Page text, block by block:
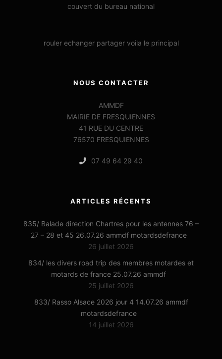
couvert du bureau national
rouler echanger partager voila le principal
NOUS CONTACTER
AMMDF
MAIRIE DE FRESQUIENNES
41 RUE DU CENTRE
76570 FRESQUIENNES
07 49 64 29 40
ARTICLES RÉCENTS
835/ Balade direction Chartres pour les antennes 76 –
27 – 28 et 45 26.07.26 ammdf motardsdefrance
26 juillet 2026
834/ les divers road trip des membres motardes et
motards de france 25.07.26 ammdf
25 juillet 2026
833/ Rasso Alsace 2026 jour 4 14.07.26 ammdf
motardsdefrance
14 juillet 2026